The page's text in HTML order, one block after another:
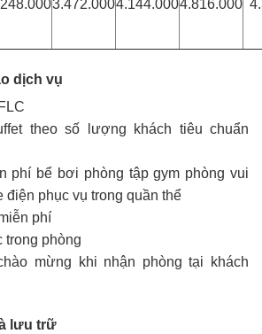
3.472.0004.144.0004.816.000
dịch vụ
theo số lượng khách tiêu chuẩn
phí bể bơi phòng tập gym phòng vui
điện phục vụ trong quần thể
phí
trong phòng
mừng khi nhận phòng tại khách
lưu trữ